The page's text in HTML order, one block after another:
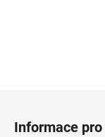
Informace